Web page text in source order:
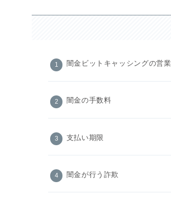
闇金ビットキャッシングの営業
闇金の手数料
支払い期限
闇金が行う詐欺